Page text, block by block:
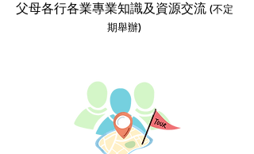
父母各行各業專業知識及資源交流(不定
期舉辦)